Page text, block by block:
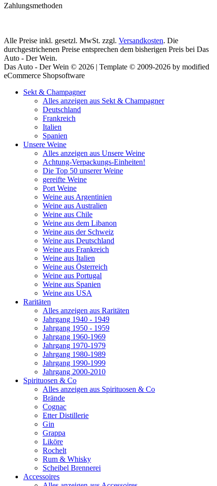
Zahlungsmethoden
Alle Preise inkl. gesetzl. MwSt. zzgl. Versandkosten. Die
durchgestrichenen Preise entsprechen dem bisherigen Preis bei Das
Auto - Der Wein.
Das Auto - Der Wein © 2026 | Template © 2009-2026 by modified
eCommerce Shopsoftware
Sekt & Champagner
Alles anzeigen aus Sekt & Champagner
Deutschland
Frankreich
Italien
Spanien
Unsere Weine
Alles anzeigen aus Unsere Weine
Achtung-Verpackungs-Einheiten!
Die Top 50 unserer Weine
gereifte Weine
Port Weine
Weine aus Argentinien
Weine aus Australien
Weine aus Chile
Weine aus dem Libanon
Weine aus der Schweiz
Weine aus Deutschland
Weine aus Frankreich
Weine aus Italien
Weine aus Österreich
Weine aus Portugal
Weine aus Spanien
Weine aus USA
Raritäten
Alles anzeigen aus Raritäten
Jahrgang 1940 - 1949
Jahrgang 1950 - 1959
Jahrgang 1960-1969
Jahrgang 1970-1979
Jahrgang 1980-1989
Jahrgang 1990-1999
Jahrgang 2000-2010
Spirituosen & Co
Alles anzeigen aus Spirituosen & Co
Brände
Cognac
Etter Distillerie
Gin
Grappa
Liköre
Rochelt
Rum & Whisky
Scheibel Brennerei
Accessoires